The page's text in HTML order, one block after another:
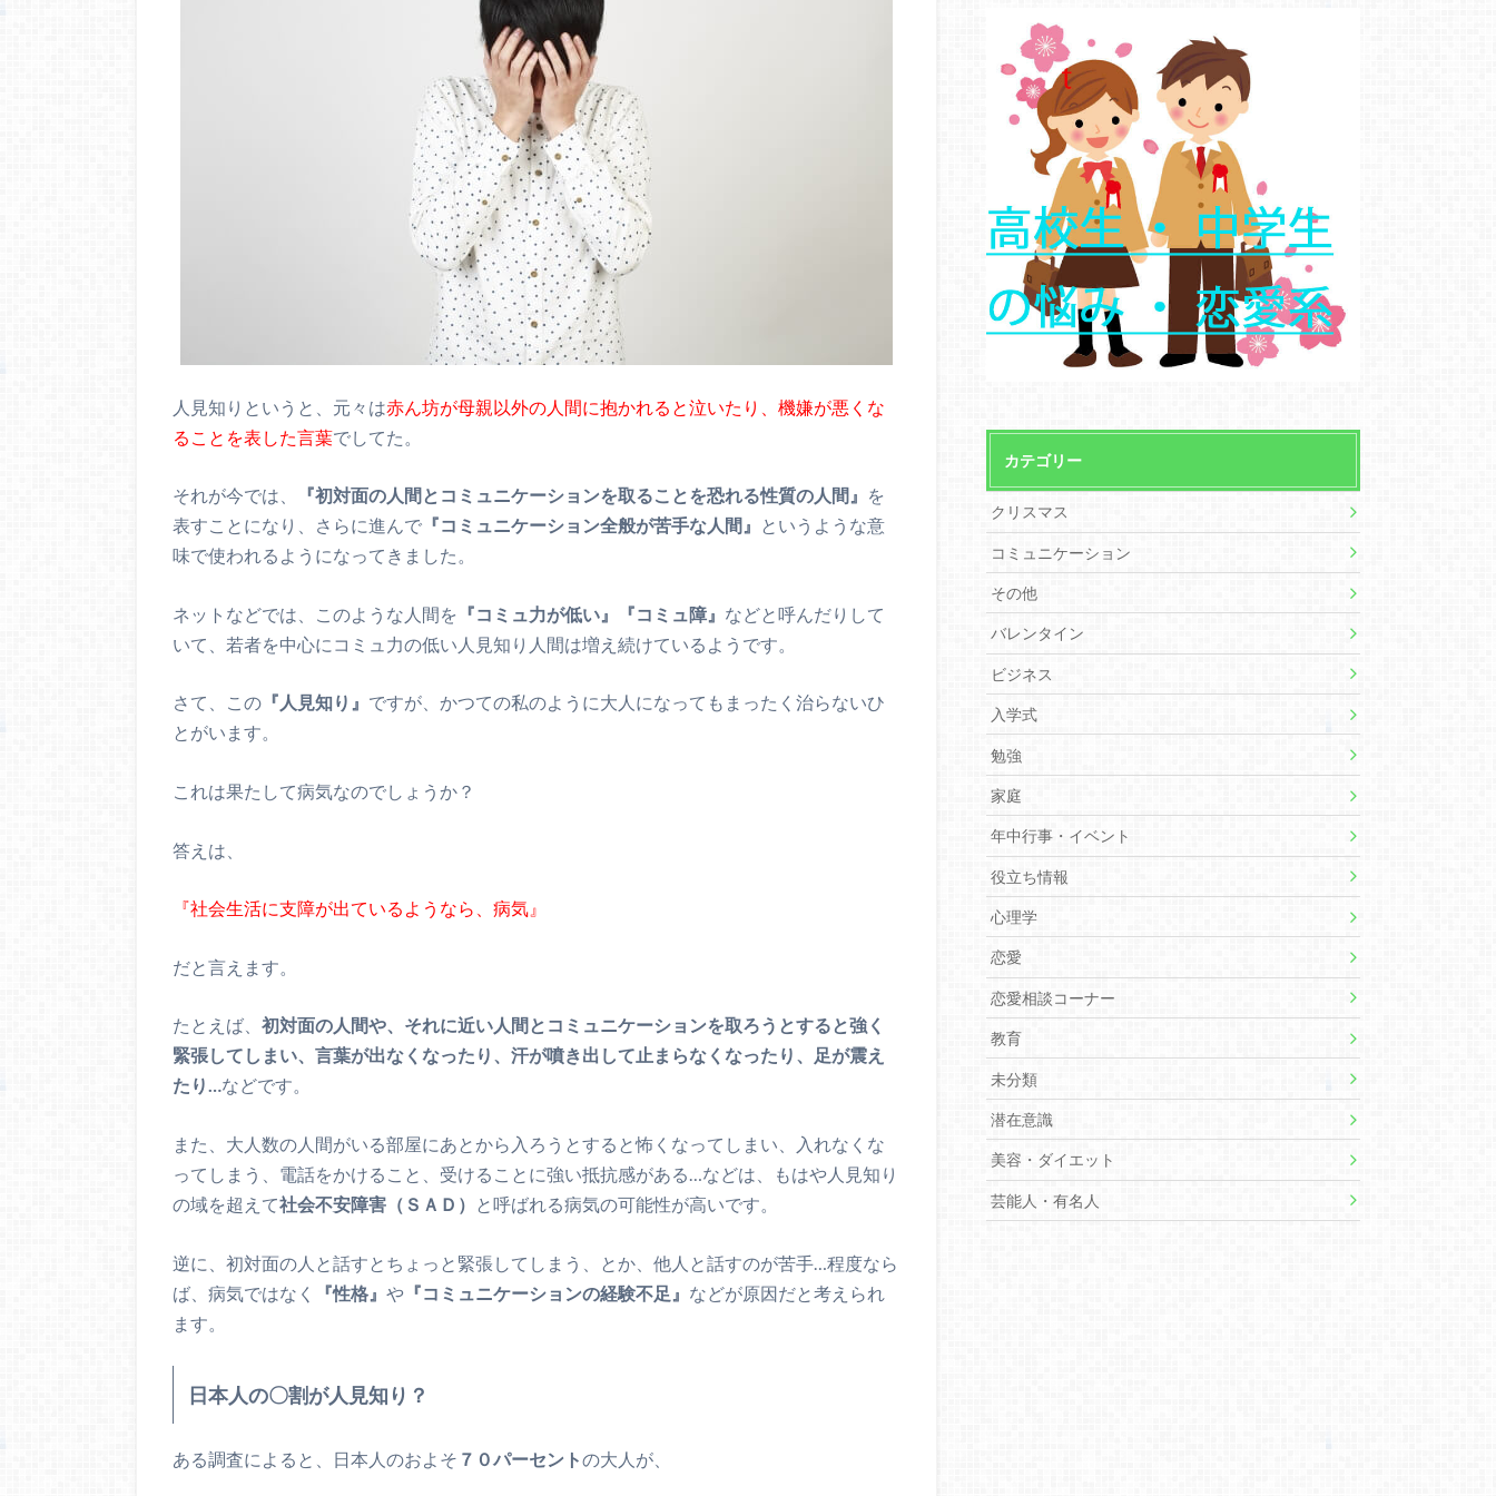
人見知りというと、元々は赤ん坊が母親以外の人間に抱かれると泣いたり、機嫌が悪くな
ることを表した言葉でしてた。
それが今では、 『初対面の人間とコミュニケーションを取ることを恐れる性質の人間』 を
表すことになり、さらに進んで 『コミュニケーション全般が苦手な人間』
というような意
味で使われるようになってきました。
ネットなどでは、このような人間を 『コミュ力が低い』『コミュ障』 などと呼んだりして
いて、若者を中心にコミュ力の低い人見知り人間は増え続けているようです。
さて、この 『人見知り』 ですが、かつての私のように大人になってもまったく治らないひ
とがいます。
これは果たして病気なのでしょうか？
答えは、
『社会生活に支障が出ているようなら、病気』
だと言えます。
たとえば、 初対面の人間や、それに近い人間とコミュニケーションを取ろうとすると強く
緊張してしまい、言葉が出なくなったり、汗が噴き出して止まらなくなったり、足が震え
たり…などです。
また、大人数の人間がいる部屋にあとから入ろうとすると怖くなってしまい、入れなくな
ってしまう、電話をかけること、受けることに強い抵抗感がある…などは、もはや人見知り
の域を超えて社会不安障害（ＳＡＤ） と呼ばれる病気の可能性が高いです。
逆に、初対面の人と話すとちょっと緊張してしまう、とか、他人と話すのが苦手…程度なら
ば、病気ではなく
『性格』 や 『コミュニケーションの経験不足』 などが原因だと考えられ
ます。
日本人の〇割が人見知り？
ある調査によると、日本人のおよそ ７０パーセントの大人が、
カテゴリー
クリスマス
コミュニケーション
その他
バレンタイン
ビジネス
入学式
勉強
家庭
年中行事・イベント
役立ち情報
心理学
恋愛
恋愛相談コーナー
教育
未分類
潜在意識
美容・ダイエット
芸能人・有名人